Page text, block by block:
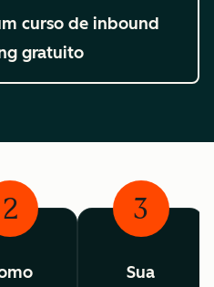
curso de inbound
gratuito
2 3
Sua